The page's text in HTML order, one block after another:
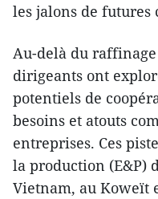
les jalons de futures
Au-delà du
dirigeants ont
potentiels de
besoins et atouts
entreprises. Ces
la production (E&P)
Vietnam, au Koweït